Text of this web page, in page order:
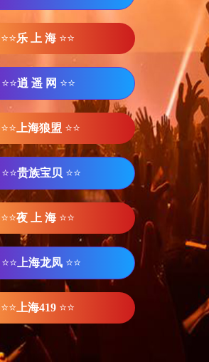
⭐⭐乐 上 海 ⭐⭐
⭐⭐逍 遥 网 ⭐⭐
⭐⭐ 上海狼盟 ⭐⭐
⭐⭐贵族宝贝 ⭐⭐
⭐⭐夜 上 海 ⭐⭐
⭐⭐ 上海龙凤 ⭐⭐
⭐⭐ 上海419 ⭐⭐